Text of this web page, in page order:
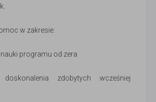
w zakresie:
programu od zera
zdobytych wcześniej